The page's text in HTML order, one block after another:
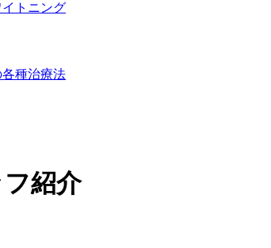
トニング
種治療法
紹介